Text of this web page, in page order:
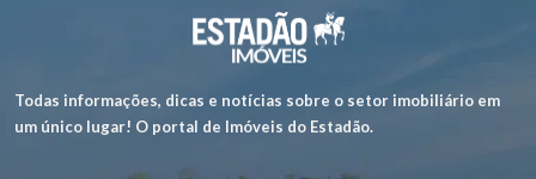
Todas informações, dicas e notícias sobre o setor imobiliário em
um único lugar! O portal de Imóveis do Estadão.